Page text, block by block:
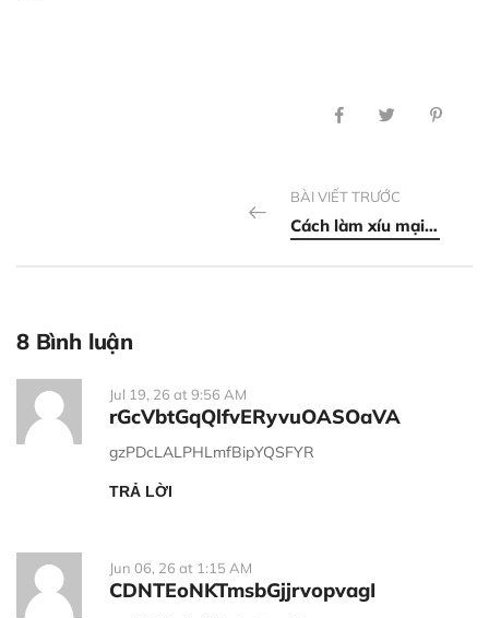
BÀI VIẾT TRƯỚC
Cách làm xíu mại tôm thịt hấp đúng vị của Trung Hoa
8 Bình luận
Jul 19, 26 at 9:56 AM
rGcVbtGqQlfvERyvuOASOaVA
gzPDcLALPHLmfBipYQSFYR
TRẢ LỜI
Jun 06, 26 at 1:15 AM
CDNTEoNKTmsbGjjrvopvagI